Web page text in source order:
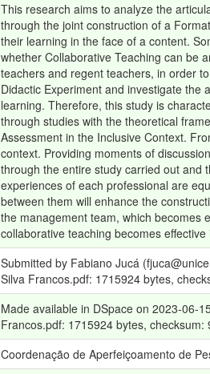
This research aims to analyze the
through the joint construction of a
their learning in the face of a content.
whether Collaborative Teaching can be
teachers and regent teachers, in order
Didactic Experiment and investigate the
learning. Therefore, this study is
through studies with the theoretical
Assessment in the Inclusive Context.
context. Providing moments of
through the entire study carried out and
experiences of each professional are
between them will enhance the
the management team, which becomes
collaborative teaching becomes
Submitted by Fabiano Jucá
Silva Francos.pdf: 1715924 bytes,
Made available in DSpace on 2023-06-
Francos.pdf: 1715924 bytes,
Coordenação de Aperfeiçoamento de